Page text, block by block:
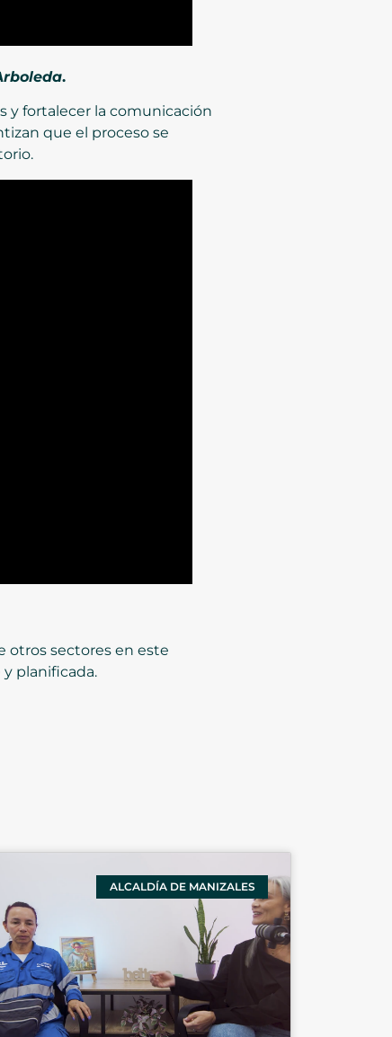
.
y fortalecer la comunicación
que el proceso se
otros sectores en este
planificada.
ALCALDÍA DE MANIZALES